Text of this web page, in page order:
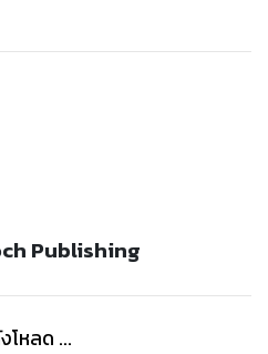
ลียวหลังเมื่อครั้งแรกเห็น
รู้เงาแห่งอันตราย ทว่าเจ้าชายโร
เพื่อไม่ให้ตกเป็นเหยื่อกามารมณ์
งแก้วเป็นผู้หญิงของเรา” นั่น
พลัดหลงชาวไทยคนนี้เหมือนกัน
จทุกครั้งที่นางมาซุกซบอยู่ที่อก
Publishing
โหลด ...